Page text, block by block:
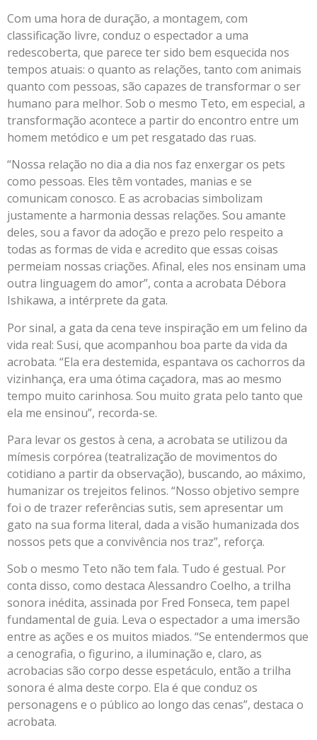
Com uma hora de duração, a montagem, com
classificação livre, conduz o espectador a uma
redescoberta, que parece ter sido bem esquecida nos
tempos atuais: o quanto as relações, tanto com animais
quanto com pessoas, são capazes de transformar o ser
humano para melhor. Sob o mesmo Teto, em especial, a
transformação acontece a partir do encontro entre um
homem metódico e um pet resgatado das ruas.
“Nossa relação no dia a dia nos faz enxergar os pets
como pessoas. Eles têm vontades, manias e se
comunicam conosco. E as acrobacias simbolizam
justamente a harmonia dessas relações. Sou amante
deles, sou a favor da adoção e prezo pelo respeito a
todas as formas de vida e acredito que essas coisas
permeiam nossas criações. Afinal, eles nos ensinam uma
outra linguagem do amor”, conta a acrobata Débora
Ishikawa, a intérprete da gata.
Por sinal, a gata da cena teve inspiração em um felino da
vida real: Susi, que acompanhou boa parte da vida da
acrobata. “Ela era destemida, espantava os cachorros da
vizinhança, era uma ótima caçadora, mas ao mesmo
tempo muito carinhosa. Sou muito grata pelo tanto que
ela me ensinou”, recorda-se.
Para levar os gestos à cena, a acrobata se utilizou da
mímesis corpórea (teatralização de movimentos do
cotidiano a partir da observação), buscando, ao máximo,
humanizar os trejeitos felinos. “Nosso objetivo sempre
foi o de trazer referências sutis, sem apresentar um
gato na sua forma literal, dada a visão humanizada dos
nossos pets que a convivência nos traz”, reforça.
Sob o mesmo Teto não tem fala. Tudo é gestual. Por
conta disso, como destaca Alessandro Coelho, a trilha
sonora inédita, assinada por Fred Fonseca, tem papel
fundamental de guia. Leva o espectador a uma imersão
entre as ações e os muitos miados. “Se entendermos que
a cenografia, o figurino, a iluminação e, claro, as
acrobacias são corpo desse espetáculo, então a trilha
sonora é alma deste corpo. Ela é que conduz os
personagens e o público ao longo das cenas”, destaca o
acrobata.